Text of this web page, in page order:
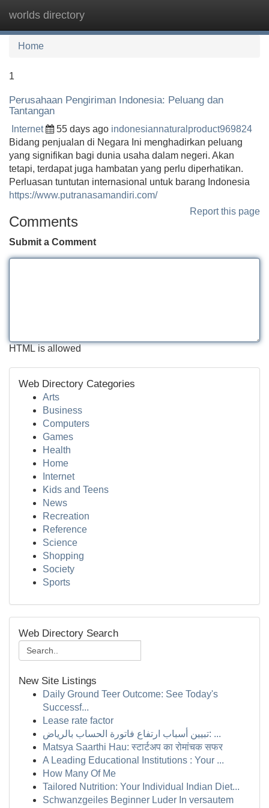
worlds directory
Home
1
Perusahaan Pengiriman Indonesia: Peluang dan
Tantangan
Internet 55 days ago indonesiannaturalproduct969824
Bidang penjualan di Negara Ini menghadirkan peluang
yang signifikan bagi dunia usaha dalam negeri. Akan
tetapi, terdapat juga hambatan yang perlu diperhatikan.
Perluasan tuntutan internasional untuk barang Indonesia
https://www.putranasamandiri.com/
Report this page
Comments
Submit a Comment
HTML is allowed
Web Directory Categories
Arts
Business
Computers
Games
Health
Home
Internet
Kids and Teens
News
Recreation
Reference
Science
Shopping
Society
Sports
Web Directory Search
New Site Listings
Daily Ground Teer Outcome: See Today's
Successf...
Lease rate factor
تبيين أسباب ارتفاع فاتورة الحساب بالرياض: ...
Matsya Saarthi Hau: स्टार्टअप का रोमांचक सफर
A Leading Educational Institutions : Your ...
How Many Of Me
Tailored Nutrition: Your Individual Indian Diet...
Schwanzgeiles Beginner Luder In versautem